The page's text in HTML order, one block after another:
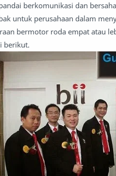
berkomunikasi dan
untuk perusahaan dalam
bermotor roda empat atau
berikut.